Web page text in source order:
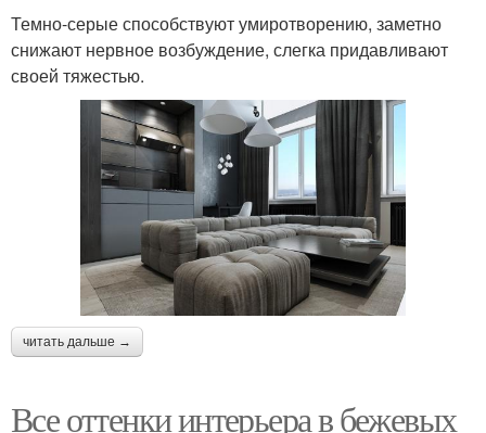
Темно-серые способствуют умиротворению, заметно
снижают нервное возбуждение, слегка придавливают
своей тяжестью.
читать дальше →
Все оттенки интерьера в бежевых